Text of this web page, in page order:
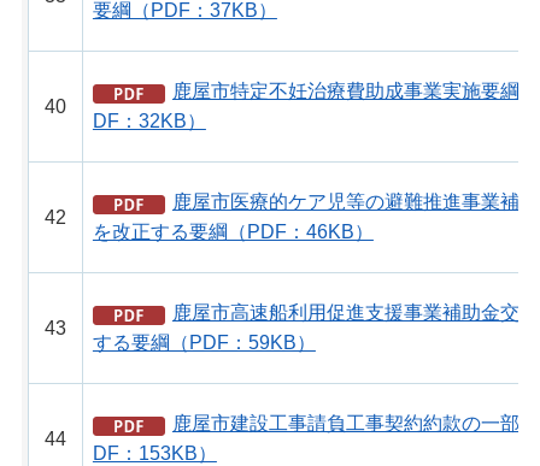
要綱（PDF：37KB）
40
鹿屋市特定不妊治療費助成事業実施要綱
DF：32KB）
42
鹿屋市医療的ケア児等の避難推進事業補
を改正する要綱（PDF：46KB）
43
鹿屋市高速船利用促進支援事業補助金交
する要綱（PDF：59KB）
44
鹿屋市建設工事請負工事契約約款の一部
DF：153KB）